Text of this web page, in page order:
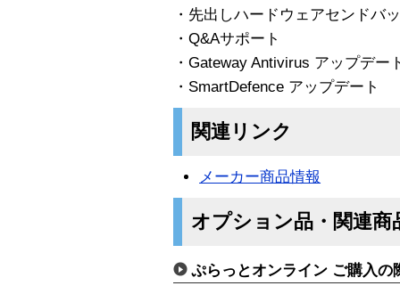
・先出しハードウェアセンドバ
・Q&Aサポート
・Gateway Antivirus アップデー
・SmartDefence アップデート
関連リンク
メーカー商品情報
オプション品・関連商
ぷらっとオンライン ご購入の